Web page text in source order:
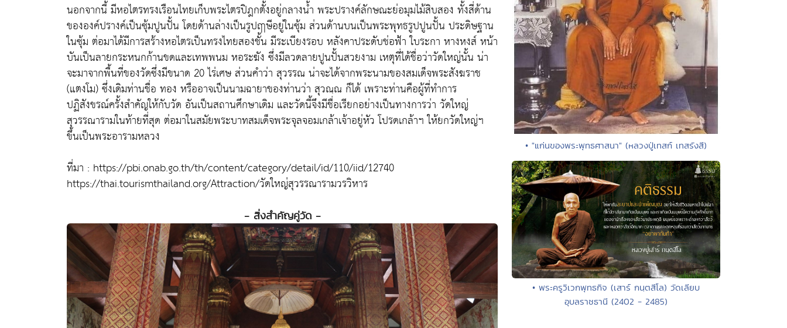
นอกจากนี้ มีหอไตรทรงเรือนไทยเก็บพระไตรปิฎกตั้งอยู่กลางน้ำ พระปรางค์ลักษณะย่อมุมไม้สิบสอง ทั้งสี่ด้าน
ขององค์ปรางค์เป็นซุ้มปูนปั้น โดยด้านล่างเป็นรูปฤาษีอยู่ในซุ้ม ส่วนด้านบนเป็นพระพุทธรูปปูนปั้น ประดิษฐาน
ในซุ้ม ต่อมาได้มีการสร้างหอไตรเป็นทรงไทยสองชั้น มีระเบียงรอบ หลังคาประดับช่อฟ้า ใบระกา หางหงส์ หน้า
บันเป็นลายกระหนกก้านขดและเทพพนม หอระฆัง ซึ่งมีลวดลายปูนปั้นสวยงาม เหตุที่ได้ชื่อว่าวัดใหญ่นั้น น่า
จะมาจากพื้นที่ของวัดซึ่งมีขนาด 20 ไร่เศษ ส่วนคำว่า สุวรรณ น่าจะได้จากพระนามของสมเด็จพระสังฆราช
(แตงโม) ซึ่งเดิมท่านชื่อ ทอง หรืออาจเป็นนามฉายาของท่านว่า สุวณฺณ ก็ได้ เพราะท่านคือผู้ที่ทำการ
ปฏิสังขรณ์ครั้งสำคัญให้กับวัด อันเป็นสถานศึกษาเดิม และวัดนี้จึงมีชื่อเรียกอย่างเป็นทางการว่า วัดใหญ่
สุวรรณารามในท้ายที่สุด ต่อมาในสมัยพระบาทสมเด็จพระจุลจอมเกล้าเจ้าอยู่หัว โปรดเกล้าฯ ให้ยกวัดใหญ่ฯ
ขึ้นเป็นพระอารามหลวง
ที่มา : https://pbi.onab.go.th/th/content/category/detail/id/110/iid/12740
https://thai.tourismthailand.org/Attraction/วัดใหญ่สุวรรณารามวรวิหาร
- สิ่งสำคัญคู่วัด -
• "แก่นของพระพุทธศาสนา" (หลวงปู่เทสก์ เทสรังสี)
• พระครูวิเวกพุทธกิจ (เสาร์ กนฺตสีโล) วัดเลียบ
อุบลราชธานี (2402 - 2485)